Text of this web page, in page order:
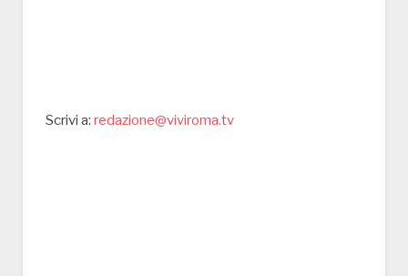
Scrivi a: redazione@viviroma.tv